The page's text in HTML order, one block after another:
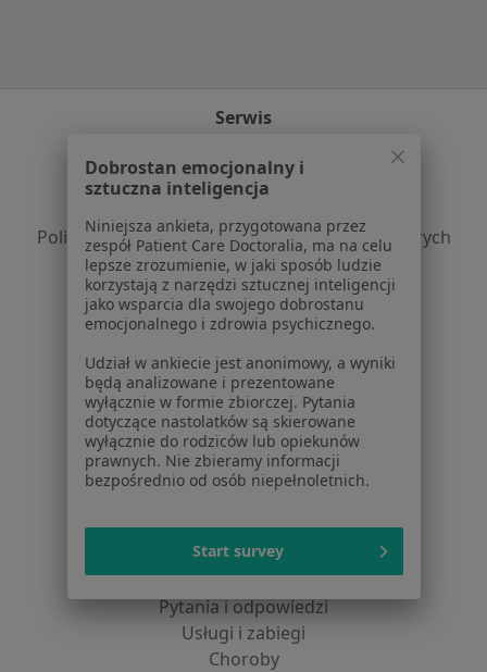
Serwis
Regulamin
Polityka prywatności pacjentów
Polityka prywatności dla profesjonalistów, których
dane pozyskaliśmy samodzielnie
Polityka cookies
Jak działają wyniki wyszukiwania
Dostępność
O nas
Praca Rekrutujemy!
Partnerzy
Centrum prasowe
Kontakt
Lekarze
Placówki medyczne
Pytania i odpowiedzi
Usługi i zabiegi
Choroby
Dobrostan emocjonalny i
sztuczna inteligencja
Niniejsza ankieta, przygotowana przez
zespół Patient Care Doctoralia, ma na celu
lepsze zrozumienie, w jaki sposób ludzie
korzystają z narzędzi sztucznej inteligencji
jako wsparcia dla swojego dobrostanu
emocjonalnego i zdrowia psychicznego.
Udział w ankiecie jest anonimowy, a wyniki
będą analizowane i prezentowane
wyłącznie w formie zbiorczej. Pytania
dotyczące nastolatków są skierowane
wyłącznie do rodziców lub opiekunów
prawnych. Nie zbieramy informacji
bezpośrednio od osób niepełnoletnich.
Start survey